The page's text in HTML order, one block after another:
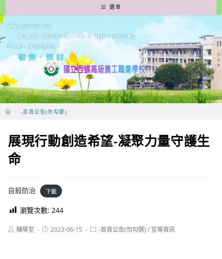
轉
至
要
容
選單
> -首頁公告(勿勾選)
展現行動創造希望-凝聚力量守護生
命
自殺防治 下載
瀏覽次數: 244
Post輔導室
Post2023-06-15
Post-首頁公告(勿勾選) / 宣導資訊